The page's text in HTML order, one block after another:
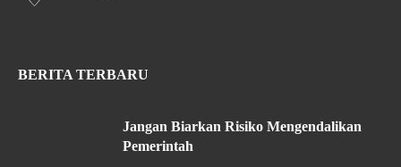
BERITA TERBARU
Jangan Biarkan Risiko Mengendalikan
Pemerintah